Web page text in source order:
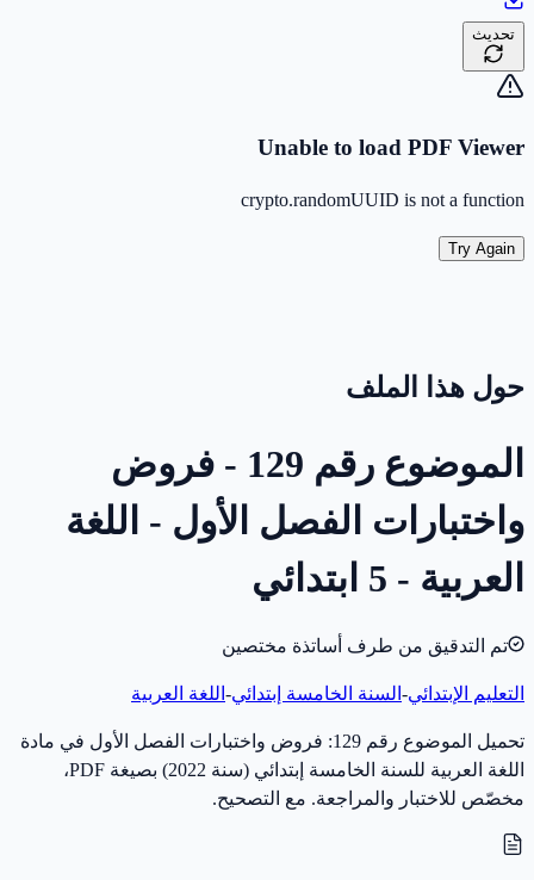
تحديث
Unable to load PDF Viewer
crypto.randomUUID is not a function
Try Again
حول هذا الملف
الموضوع رقم 129 - فروض
واختبارات الفصل الأول - اللغة
العربية - 5 ابتدائي
تم التدقيق من طرف أساتذة مختصين
التعليم الإبتدائي- السنة الخامسة إبتدائي- اللغة العربية
تحميل الموضوع رقم 129: فروض واختبارات الفصل الأول في مادة
اللغة العربية للسنة الخامسة إبتدائي (سنة 2022) بصيغة PDF،
مخصّص للاختبار والمراجعة. مع التصحيح.